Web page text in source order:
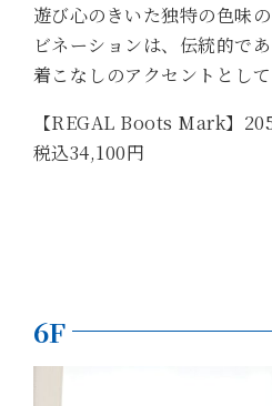
遊び心のきいた独特の色味
ビネーションは、伝統的で
着こなしのアクセントとして
【REGAL Boots Mark】
税込34,100円
6F